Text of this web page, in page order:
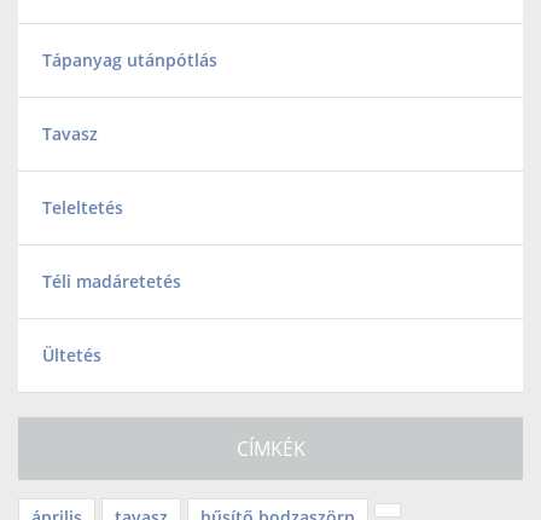
Tápanyag utánpótlás
Tavasz
Teleltetés
Téli madáretetés
Ültetés
CÍMKÉK